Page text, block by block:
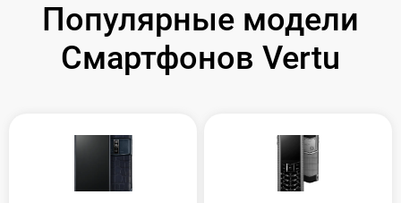
Популярные модели
Смартфонов Vertu